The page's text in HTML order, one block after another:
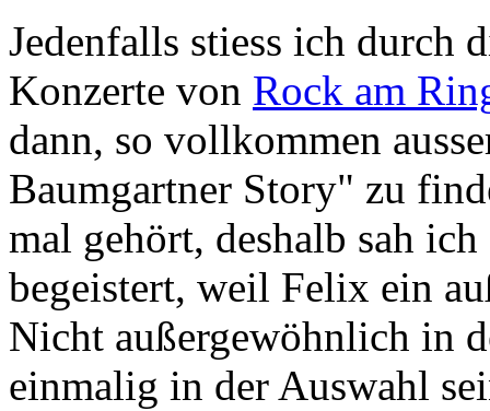
Jedenfalls stiess ich durch
Konzerte von Rock am
dann, so vollkommen
Baumgartner Story" zu
mal gehört, deshalb sah
begeistert, weil Felix ein
Nicht außergewöhnlich in
einmalig in der Auswahl